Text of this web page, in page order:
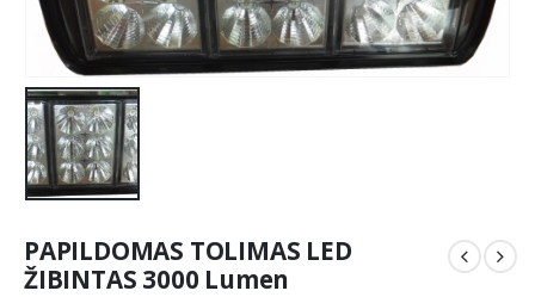
PAPILDOMAS TOLIMAS LED
ŽIBINTAS 3000 Lumen